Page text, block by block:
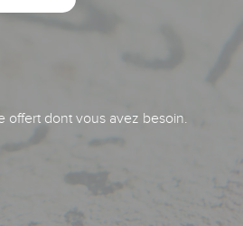
dont vous avez besoin.